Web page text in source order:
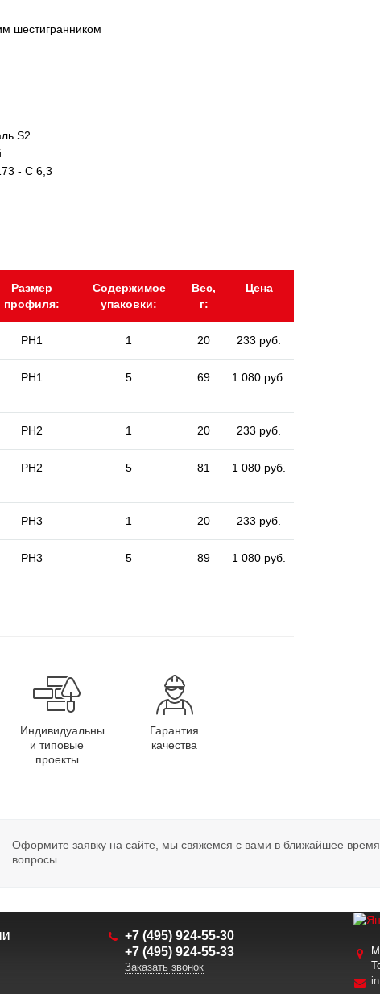
шестигранником
S2
- C 6,3
Размер
профиля:
Содержимое
упаковки:
Вес,
г:
Цена
PH1 1 20 233 руб.
PH1 5 69 1 080 руб.
PH2 1 20 233 руб.
PH2 5 81 1 080 руб.
PH3 1 20 233 руб.
PH3 5 89 1 080 руб.
Индивидуальные
и типовые
проекты
Гарантия
качества
Оформите заявку на сайте, мы свяжемся с вами в ближайшее
вопросы.
+7 (495) 924-55-30
+7 (495) 924-55-33
Заказать звонок